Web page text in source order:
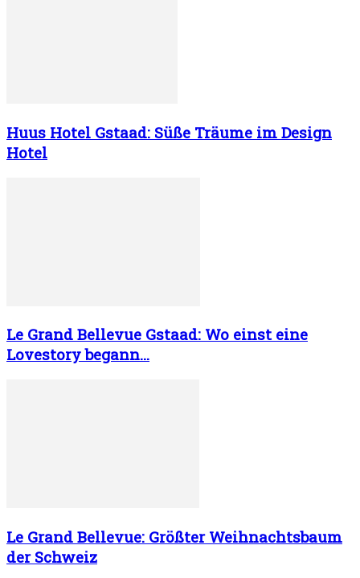
Huus Hotel Gstaad: Süße Träume im Design
Hotel
Le Grand Bellevue Gstaad: Wo einst eine
Lovestory begann…
Le Grand Bellevue: Größter Weihnachtsbaum
der Schweiz